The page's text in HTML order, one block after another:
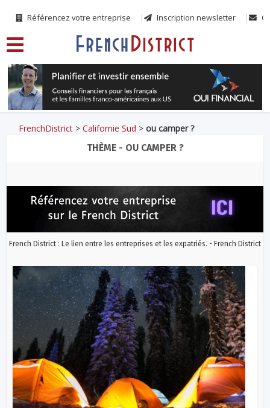
Référencez votre entreprise Inscription newsletter
FrenchDistrict >Californie Sud >ou camper ?
THÈME - OU CAMPER ?
French District : Le lien entre les entreprises et les expatriés. - French District